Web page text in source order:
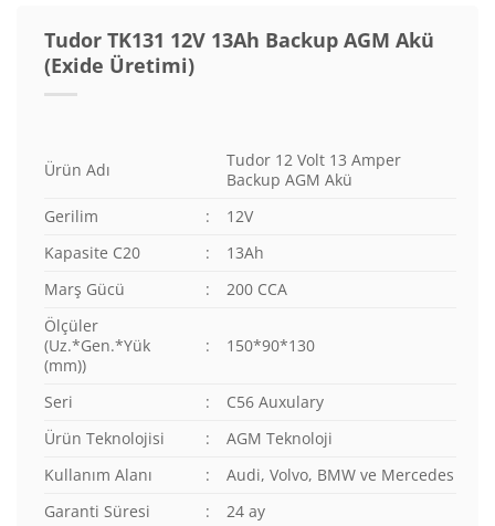
Tudor TK131 12V 13Ah Backup AGM Akü
(Exide Üretimi)
Ürün Adı
Tudor 12 Volt 13 Amper
Backup AGM Akü
Gerilim
:
12V
Kapasite C20
:
13Ah
Marş Gücü
:
200 CCA
Ölçüler
(Uz.*Gen.*Yük
(mm))
: 150*90*130
Seri :
C56 Auxulary
Ürün Teknolojisi
:
AGM Teknoloji
Kullanım Alanı
:
Audi, Volvo, BMW ve Mercedes
Garanti Süresi
: 24 ay